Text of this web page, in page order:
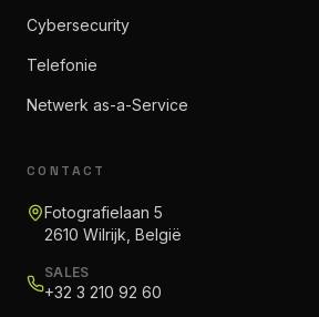
Cybersecurity
Telefonie
Netwerk as-a-Service
CONTACT
Fotografielaan 5
2610 Wilrijk, België
SALES
+32 3 210 92 60